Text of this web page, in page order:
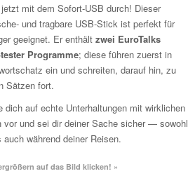
mit dem Sofort-USB durch! Dieser
und tragbare USB-Stick ist perfekt für
geeignet. Er enthält zwei EuroTalks
Programme; diese führen zuerst in
ein und schreiten, darauf hin, zu
Sätzen fort.
dich auf echte Unterhaltungen mit wirklichen
vor und sei dir deiner Sache sicher — sowohl
auch während deiner Reisen.
auf das Bild klicken! »